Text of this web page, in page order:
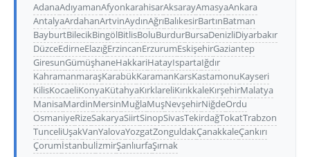
AdanaAdıyamanAfyonkarahisarAksarayAmasyaAnkara
AntalyaArdahanArtvinAydınAğrıBalıkesirBartınBatman
BayburtBilecikBingölBitlisBoluBurdurBursaDenizliDiyarbakır
DüzceEdirneElazığErzincanErzurumEskişehirGaziantep
GiresunGümüşhaneHakkariHatayIspartaIğdır
KahramanmaraşKarabükKaramanKarsKastamonuKayseri
KilisKocaeliKonyaKütahyaKırklareliKırıkkaleKırşehirMalatya
ManisaMardinMersinMuğlaMuşNevşehirNiğdeOrdu
OsmaniyeRizeSakaryaSiirtSinopSivasTekirdağTokatTrabzon
TunceliUşakVanYalovaYozgatZonguldakÇanakkaleÇankırı
ÇorumİstanbulİzmirŞanlıurfaŞırnak